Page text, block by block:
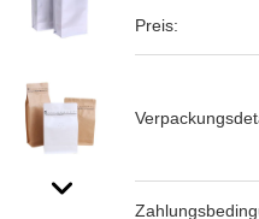
Preis: